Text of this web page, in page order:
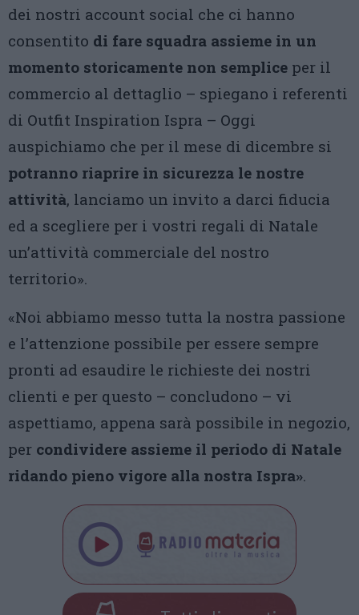
dei nostri account social che ci hanno
consentito di fare squadra assieme in un
momento storicamente non semplice per il
commercio al dettaglio – spiegano i referenti
di Outfit Inspiration Ispra – Oggi
auspichiamo che per il mese di dicembre si
potranno riaprire in sicurezza le nostre
attività, lanciamo un invito a darci fiducia
ed a scegliere per i vostri regali di Natale
un’attività commerciale del nostro
territorio».
«Noi abbiamo messo tutta la nostra passione
e l’attenzione possibile per essere sempre
pronti ad esaudire le richieste dei nostri
clienti e per questo – concludono – vi
aspettiamo, appena sarà possibile in negozio,
per condividere assieme il periodo di Natale
ridando pieno vigore alla nostra Ispra».